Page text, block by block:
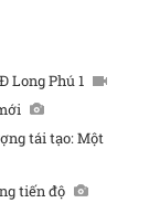
Long Phú 1
tái tạo: Một
tiến độ